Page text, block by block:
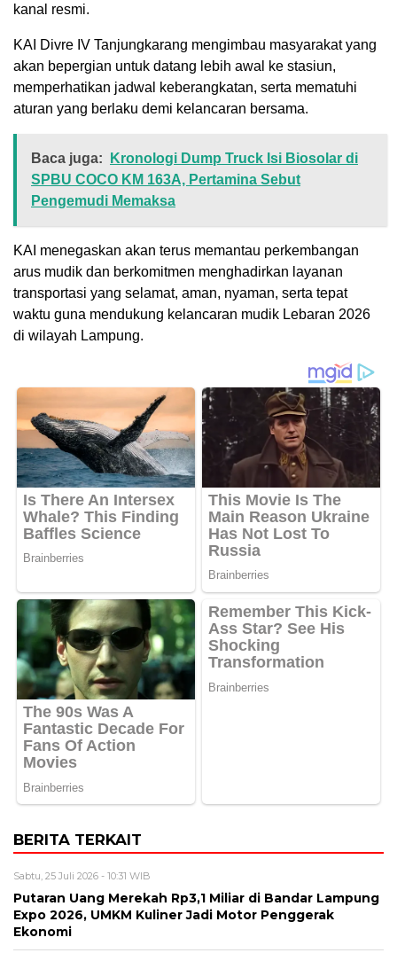
kanal resmi.
KAI Divre IV Tanjungkarang mengimbau masyarakat yang
akan bepergian untuk datang lebih awal ke stasiun,
memperhatikan jadwal keberangkatan, serta mematuhi
aturan yang berlaku demi kelancaran bersama.
Baca juga:
Kronologi Dump Truck Isi Biosolar di
SPBU COCO KM 163A, Pertamina Sebut
Pengemudi Memaksa
KAI menegaskan akan terus memantau perkembangan
arus mudik dan berkomitmen menghadirkan layanan
transportasi yang selamat, aman, nyaman, serta tepat
waktu guna mendukung kelancaran mudik Lebaran 2026
di wilayah Lampung.
BERITA TERKAIT
Sabtu, 25 Juli 2026 - 10:31 WIB
Putaran Uang Merekah Rp3,1 Miliar di Bandar Lampung
Expo 2026, UMKM Kuliner Jadi Motor Penggerak
Ekonomi